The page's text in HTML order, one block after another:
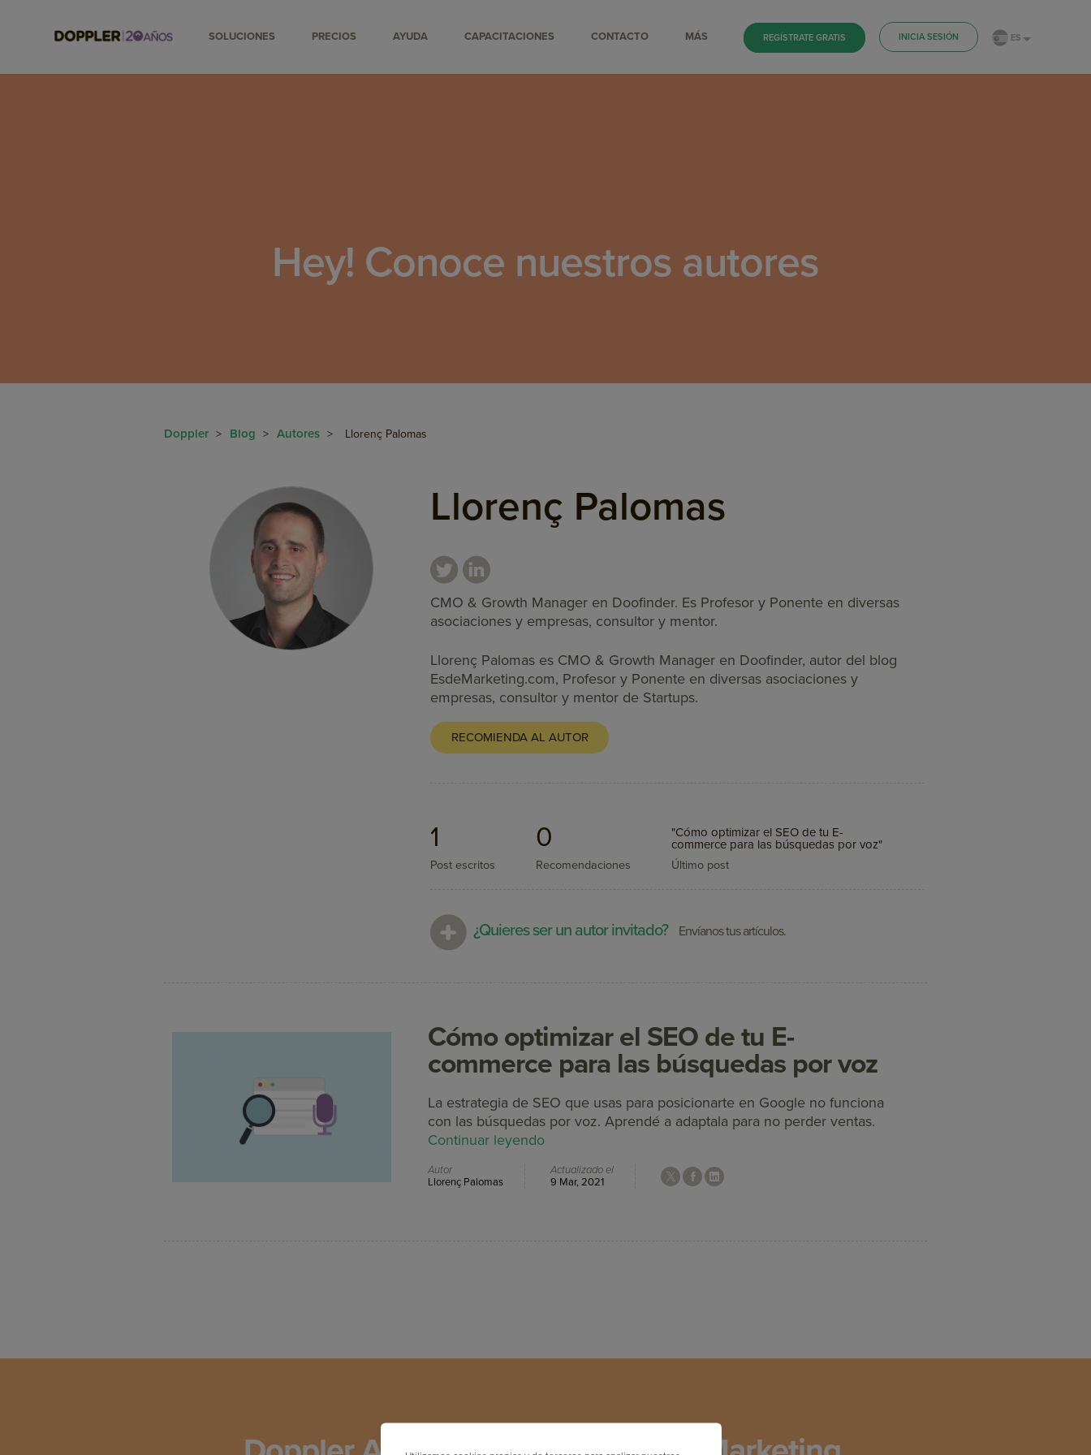
SOLUCIONES PRECIOS AYUDA CAPACITACIONES CONTACTO MÁS REGÍSTRATE GRATIS INICIA SESIÓN ES
Hey! Conoce nuestros autores
Doppler > Blog > Autores > Llorenç Palomas
Llorenç Palomas
CMO & Growth Manager en Doofinder. Es Profesor y Ponente en diversas
asociaciones y empresas, consultor y mentor.
Llorenç Palomas es CMO & Growth Manager en Doofinder, autor del blog
EsdeMarketing.com, Profesor y Ponente en diversas asociaciones y
empresas, consultor y mentor de Startups.
RECOMIENDA AL AUTOR
1
Post escritos
0
Recomendaciones
"Cómo optimizar el SEO de tu E-
commerce para las búsquedas por voz"
Último post
¿Quieres ser un autor invitado? Envíanos tus artículos.
Cómo optimizar el SEO de tu E-
commerce para las búsquedas por voz
La estrategia de SEO que usas para posicionarte en Google no funciona
con las búsquedas por voz. Aprendé a adaptala para no perder ventas.
Continuar leyendo
Autor
Llorenç Palomas
Actualizado el
9 Mar, 2021